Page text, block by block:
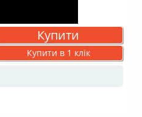
Купити
Купити в 1 клік